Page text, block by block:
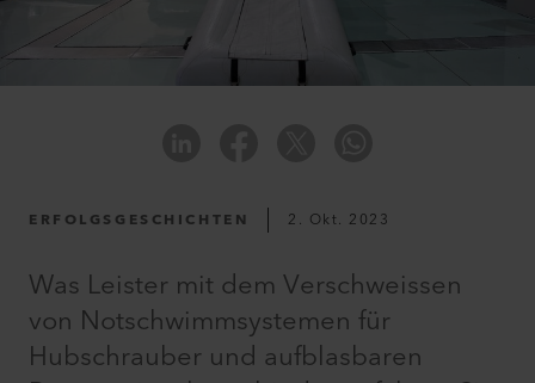
ERFOLGSGESCHICHTEN 2. Okt. 2023
Was Leister mit dem Verschweissen
von Notschwimmsystemen für
Hubschrauber und aufblasbaren